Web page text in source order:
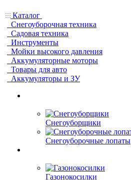
Каталог
Снегоуборочная техника
Садовая техника
Инструменты
Мойки высокого давления
Аккумуляторные моторы
Товары для авто
Аккумуляторы и ЗУ
Снегоуборщики
Снегоуборочные лопаты
Газонокосилки